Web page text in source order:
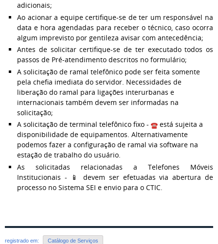
adicionais;
Ao acionar a equipe certifique-se de ter um responsável na
data e hora agendadas para receber o técnico, caso ocorra
algum imprevisto por gentileza avisar com antecedência;
Antes de solicitar certifique-se de ter executado todos os
passos de Pré-atendimento descritos no formulário;
A solicitação de ramal telefônico pode ser feita somente
pela chefia imediata do servidor. Necessidades de
liberação do ramal para ligações interurbanas e
internacionais também devem ser informadas na
solicitação;
A solicitação de terminal telefônico fixo -
está sujeita a
disponibilidade de equipamentos. Alternativamente
podemos fazer a configuração de ramal via software na
estação de trabalho do usuário.
As solicitadas relacionadas a Telefones Móveis
Institucionais - 📱 devem ser efetuadas via abertura de
processo no Sistema SEI e envio para o CTIC.
registrado em: Catálogo de Serviços